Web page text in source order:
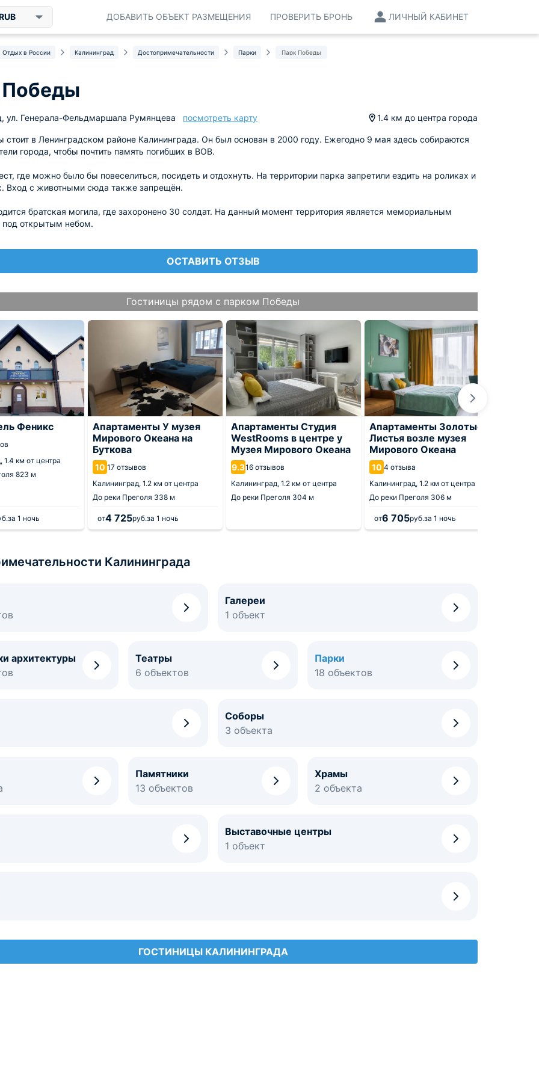
ЛИЧНЫЙ КАБИНЕТ
ПРОВЕРИТЬ БРОНЬ
ДОБАВИТЬ ОБЪЕКТ РАЗМЕЩЕНИЯ
Отдых в России Калининград Достопримечательности Парки Парк Победы
ул. Генерала-Фельдмаршала Румянцева посмотреть карту 1.4 км до центра города
стоит в Ленинградском районе Калининграда. Он был основан в 2000 году. Ежегодно 9 мая здесь собираются
города, чтобы почтить память погибших в ВОВ.
где можно было бы повеселиться, посидеть и отдохнуть. На территории парка запретили ездить на роликах и
Вход с животными сюда также запрещён.
братская могила, где захоронено 30 солдат. На данный момент территория является мемориальным
открытым небом.
ОСТАВИТЬ ОТЗЫВ
Гостиницы рядом с парком Победы
Феникс
1.4 км от центра
823 м
за 1 ночь
Апартаменты У музея
Мирового Океана на
Буткова
10 17 отзывов
Калининград, 1.2 км от центра
До реки Преголя 338 м
от4 725руб.за 1 ночь
Апартаменты Студия
WestRooms в центре у
Музея Мирового Океана
9.316 отзывов
Калининград, 1.2 км от центра
До реки Преголя 304 м
Апартаменты Золотые
Листья возле музея
Мирового Океана
10 4 отзыва
Калининград, 1.2 км от центра
До реки Преголя 306 м
от6 705руб.за 1 ночь
Калининграда
Галереи
1 объект
архитектуры
Театры
6 объектов
Парки
18 объектов
Соборы
3 объекта
Памятники
13 объектов
Храмы
2 объекта
Выставочные центры
1 объект
ГОСТИНИЦЫ КАЛИНИНГРАДА